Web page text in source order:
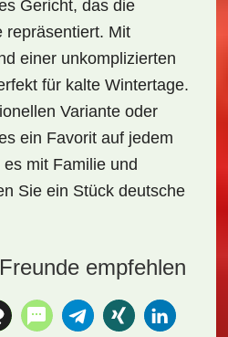
Gericht, das die
repräsentiert. Mit
einer unkomplizierten
für kalte Wintertage.
Variante oder
ein Favorit auf jedem
mit Familie und
Sie ein Stück deutsche
empfehlen